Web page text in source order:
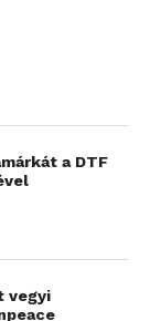
a DTF
vegyi